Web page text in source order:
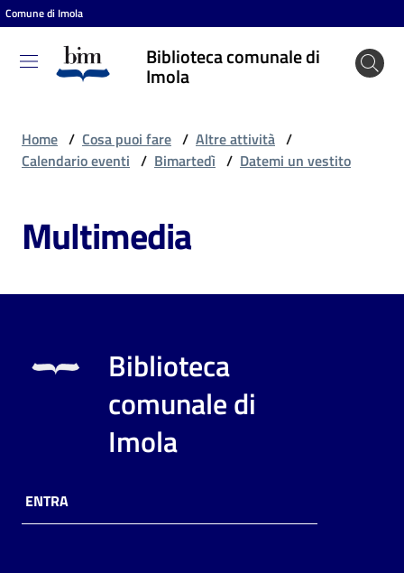
Vai al contenuto
Vai alla navigazione
Vai al footer
Comune di Imola
Biblioteca comunale di
Imola
Biblioteca
comunale
puoi
Risorse
online
Home / Cosa puoi fare / Altre attività /
Calendario eventi / Bimartedì / Datemi un vestito
Multimedia
Biblioteca
comunale di
Imola
ENTRA